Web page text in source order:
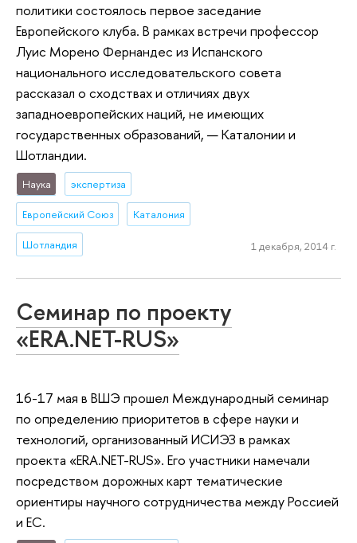
политики состоялось первое заседание
Европейского клуба. В рамках встречи профессор
Луис Морено Фернандес из Испанского
национального исследовательского совета
рассказал о сходствах и отличиях двух
западноевропейских наций, не имеющих
государственных образований, — Каталонии и
Шотландии.
Наука экспертиза
Европейский Союз Каталония
Шотландия 1 декабря, 2014 г.
Семинар по проекту
«ERA.NET-RUS»
16-17 мая в ВШЭ прошел Международный семинар
по определению приоритетов в сфере науки и
технологий, организованный ИСИЭЗ в рамках
проекта «ERA.NET-RUS». Его участники намечали
посредством дорожных карт тематические
ориентиры научного сотрудничества между Россией
и ЕС.